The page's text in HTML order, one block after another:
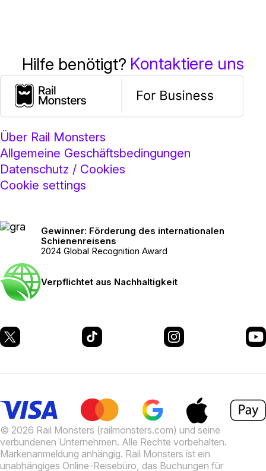
Hilfe benötigt? Kontaktiere uns
Über Rail Monsters
Allgemeine Geschäftsbedingungen
Datenschutz / Cookies
Cookie settings
Gewinner: Förderung des internationalen
Schienenreisens
2024 Global Recognition Award
Verpflichtet aus Nachhaltigkeit
© 2026 Rail Monsters (railmonsters.com) und seine
verbundenen Unternehmen. Alle Rechte vorbehalten.
Markenanmeldung anhängig. Rail Monsters ist ein
unabhängiges Online-Reisebüro, das Buchungen für